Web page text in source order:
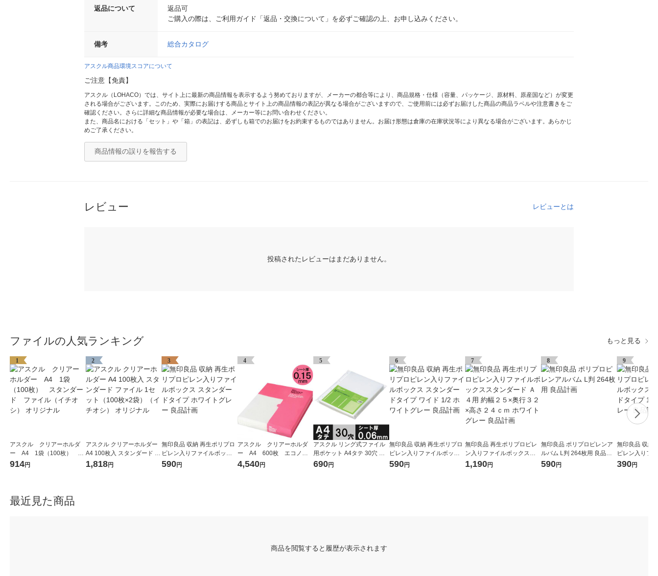
返品について
返品可
ご購入の際は、ご利用ガイド「返品・交換について」を必ずご確認の上、お申し込みください。
備考 総合カタログ
アスクル商品環境スコアについて
ご注意【免責】
アスクル（LOHACO）では、サイト上に最新の商品情報を表示するよう努めておりますが、メーカーの都合等により、商品規格・仕様（容量、パッケージ、原材料、原産国など）が変更
される場合がございます。このため、実際にお届けする商品とサイト上の商品情報の表記が異なる場合がございますので、ご使用前には必ずお届けした商品の商品ラベルや注意書きをご
確認ください。さらに詳細な商品情報が必要な場合は、メーカー等にお問い合わせください。
また、商品名における「セット」や「箱」の表記は、必ずしも箱でのお届けをお約束するものではありません。お届け形態は倉庫の在庫状況等により異なる場合がございます。あらかじ
めご了承ください。
商品情報の誤りを報告する
レビュー レビューとは
投稿されたレビューはまだありません。
ファイルの人気ランキング もっと見る
1
アスクル クリアーホルダ
ー A4 1袋（100枚） ス
タンダード ファイル（イ
914円
2
アスクル クリアーホルダー
A4 100枚入 スタンダード フ
ァイル 1セット（100枚×2
1,818円
3
無印良品 収納 再生ポリプロ
ピレン入りファイルボック
ス スタンダードタイプ ホワ
590円
4
アスクル クリアーホルダ
ー A4 600枚 エコノミ
ースリム ファイル オリジ
4,540円
5
アスクル リング式ファイル
用ポケット A4タテ 30穴 厚
さ0.06mm 1袋（100枚） オ
690円
6
無印良品 収納 再生ポリプロ
ピレン入りファイルボック
ス スタンダードタイプ ワイ
590円
7
無印良品 再生ポリプロピレ
ン入りファイルボックスス
タンダード Ａ４用 約幅２５
1,190円
8
無印良品 ポリプロピレンア
ルバム L判 264枚用 良品計
画
590円
9
無印良品 収納
ピレン入りフ
ス スタンダー
390円
最近見た商品
商品を閲覧すると履歴が表示されます